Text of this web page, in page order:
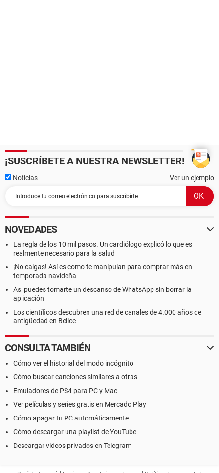
¡SUSCRÍBETE A NUESTRA NEWSLETTER!
Noticias Ver un ejemplo
NOVEDADES
La regla de los 10 mil pasos. Un cardiólogo explicó lo que es
realmente necesario para la salud
¡No caigas! Así es como te manipulan para comprar más en
temporada navideña
Así puedes tomarte un descanso de WhatsApp sin borrar la
aplicación
Los científicos descubren una red de canales de 4.000 años de
antigüedad en Belice
CONSULTA TAMBIÉN
Cómo ver el historial del modo incógnito
Cómo buscar canciones similares a otras
Emuladores de PS4 para PC y Mac
Ver películas y series gratis en Mercado Play
Cómo apagar tu PC automáticamente
Cómo descargar una playlist de YouTube
Descargar videos privados en Telegram